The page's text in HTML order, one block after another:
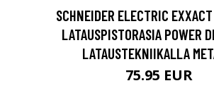
SCHNEIDER ELECTRIC
LATAUSPISTORASIA POWER
LATAUSTEKNIIKALLA
75.95 EUR